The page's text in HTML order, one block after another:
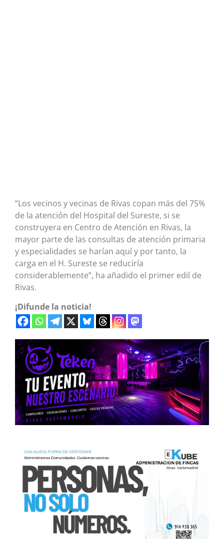
“Los vecinos y vecinas de Rivas copan más del 75%
de la atención del Hospital del Sureste, si se
construyera en Centro de Atención en Rivas, la
mayor parte de las consultas de atención primaria
y especialidades se harían aquí y por tanto, la
carga en el H. Sureste se reduciría
considerablemente”, ha añadido el primer edil de
Rivas.
¡Difunde la noticia!